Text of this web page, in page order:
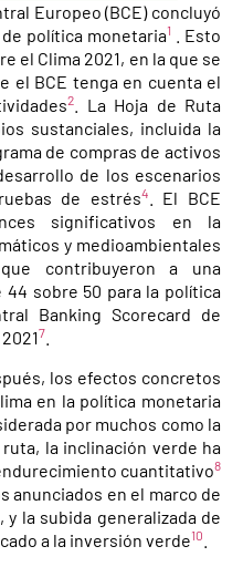
Europeo (BCE) concluyó
política monetaria1
. Esto
el Clima 2021, en la que se
el BCE tenga en cuenta el
2
. La Hoja de Ruta
sustanciales, incluida la
de compras de activos
de los escenarios
de estrés4
. El BCE
significativos en la
y medioambientales
contribuyeron a una
sobre 50 para la política
Banking Scorecard de
7
los efectos concretos
en la política monetaria
por muchos como la
la inclinación verde ha
cuantitativo8
anunciados en el marco de
, y la subida generalizada de
a la inversión verde10